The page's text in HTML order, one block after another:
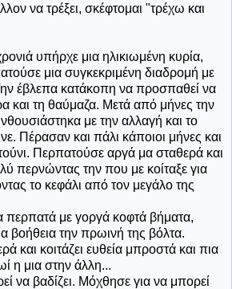
να τρέξει, σκέφτομαι "τρέχω και
υπήρχε μια ηλικιωμένη κυρία,
μια συγκεκριμένη διαδρομή με
έβλεπα κατάκοπη να προσπαθεί να
και τη θαύμαζα. Μετά από μήνες την
με την αλλαγή και το
Πέρασαν και πάλι κάποιοι μήνες και
Περπατούσε αργά μα σταθερά και
περνώντας την που με κοίταξε για
το κεφάλι από τον μεγάλο της
περπατά με γοργά κοφτά βήματα,
βοήθεια την πρωινή της βόλτα.
και κοιτάζει ευθεία μπροστά και πια
η μια στην άλλη...
να βαδίζει. Μόχθησε για να μπορεί